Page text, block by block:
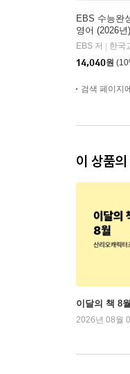
EBS 수능완
영어 (2026년)
EBS 저
한국교
14,040원
검색 페이지
이 상품
이달의 책 8
2026년 08월